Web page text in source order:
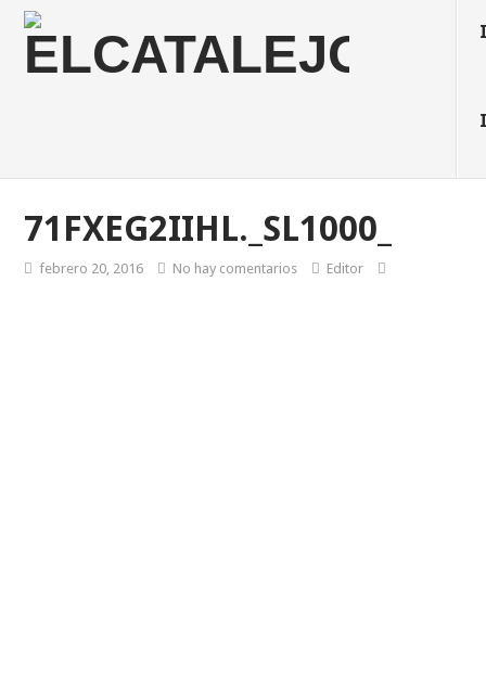
71FXEG2IIHL._SL1000_
febrero 20, 2016 No hay comentarios Editor